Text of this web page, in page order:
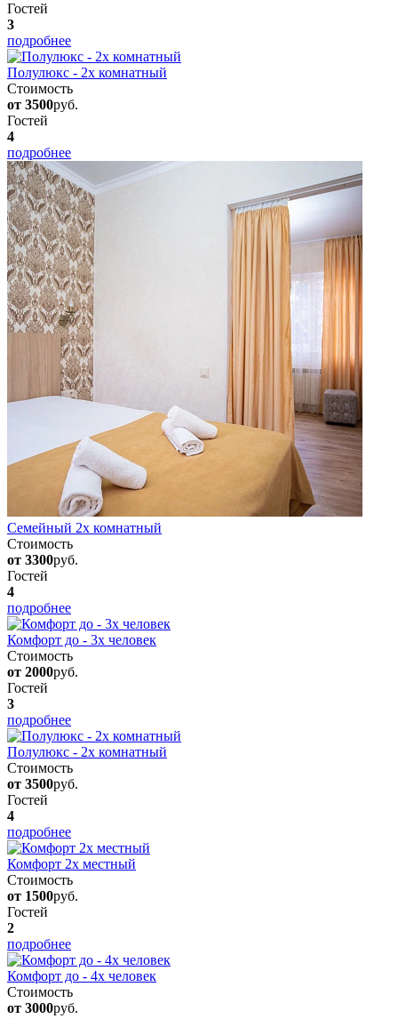
Гостей
3
подробнее
Полулюкс - 2х комнатный
Стоимость
от 3500руб.
Гостей
4
подробнее
Семейный 2х комнатный
Стоимость
от 3300руб.
Гостей
4
подробнее
Комфорт до - 3х человек
Стоимость
от 2000руб.
Гостей
3
подробнее
Полулюкс - 2х комнатный
Стоимость
от 3500руб.
Гостей
4
подробнее
Комфорт 2х местный
Стоимость
от 1500руб.
Гостей
2
подробнее
Комфорт до - 4х человек
Стоимость
от 3000руб.